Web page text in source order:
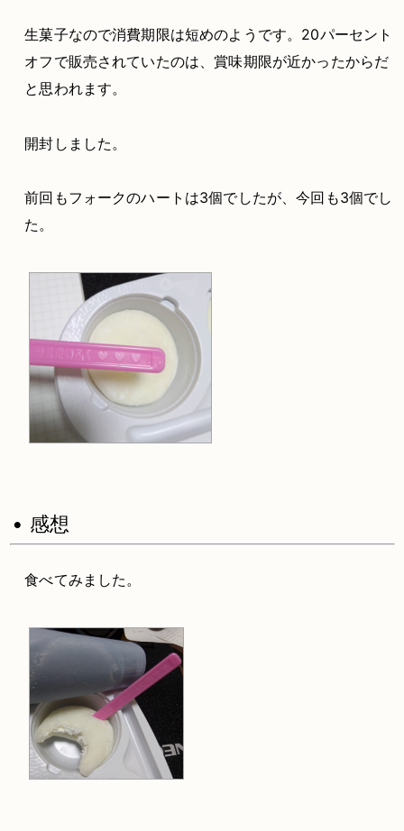
生菓子なので消費期限は短めのようです。20パーセント
オフで販売されていたのは、賞味期限が近かったからだ
と思われます。
開封しました。
前回もフォークのハートは3個でしたが、今回も3個でし
た。
• 感想
食べてみました。